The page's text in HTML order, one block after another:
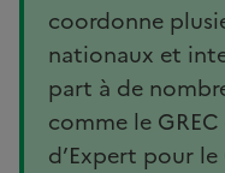
coordonne
nationaux et
part à de
comme le
d’Expert pour